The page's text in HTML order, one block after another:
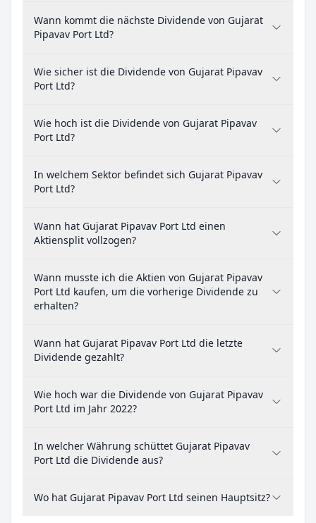
Wann kommt die nächste Dividende von Gujarat
Pipavav Port Ltd?
Wie sicher ist die Dividende von Gujarat Pipavav
Port Ltd?
Wie hoch ist die Dividende von Gujarat Pipavav
Port Ltd?
In welchem Sektor befindet sich Gujarat Pipavav
Port Ltd?
Wann hat Gujarat Pipavav Port Ltd einen
Aktiensplit vollzogen?
Wann musste ich die Aktien von Gujarat Pipavav
Port Ltd kaufen, um die vorherige Dividende zu
erhalten?
Wann hat Gujarat Pipavav Port Ltd die letzte
Dividende gezahlt?
Wie hoch war die Dividende von Gujarat Pipavav
Port Ltd im Jahr 2022?
In welcher Währung schüttet Gujarat Pipavav
Port Ltd die Dividende aus?
Wo hat Gujarat Pipavav Port Ltd seinen Hauptsitz?